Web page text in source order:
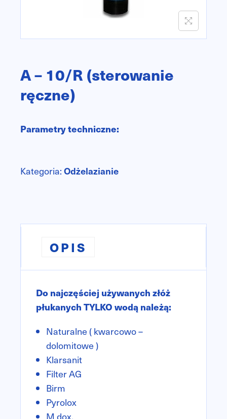
n
A – 10/R (sterowanie
ręczne)
Parametry techniczne:
Kategoria: Odżelazianie
OPIS
Do najczęściej używanych złóż
płukanych TYLKO wodą należą:
Naturalne ( kwarcowo –
dolomitowe )
Klarsanit
Filter AG
Birm
Pyrolox
M dox.